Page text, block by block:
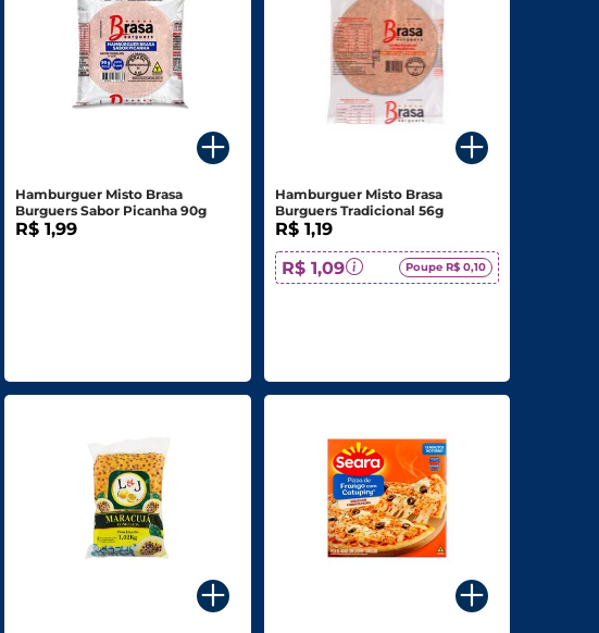
Hamburguer Misto Brasa
Burguers Sabor Picanha 90g
R$ 1,99
Hamburguer Misto Brasa
Burguers Tradicional 56g
R$ 1,19
R$ 1,09
Poupe R$ 0,10